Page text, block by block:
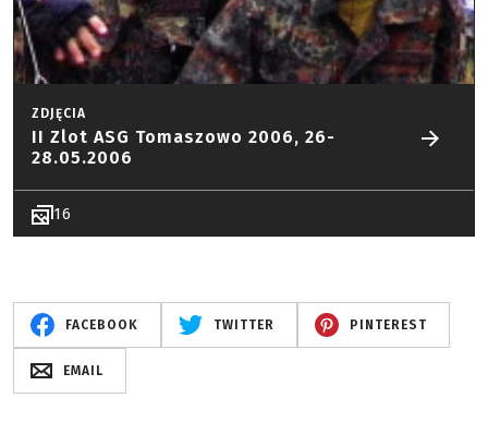
ZDJĘCIA
II Zlot ASG Tomaszowo 2006, 26-
28.05.2006
16
FACEBOOK TWITTER PINTEREST
EMAIL